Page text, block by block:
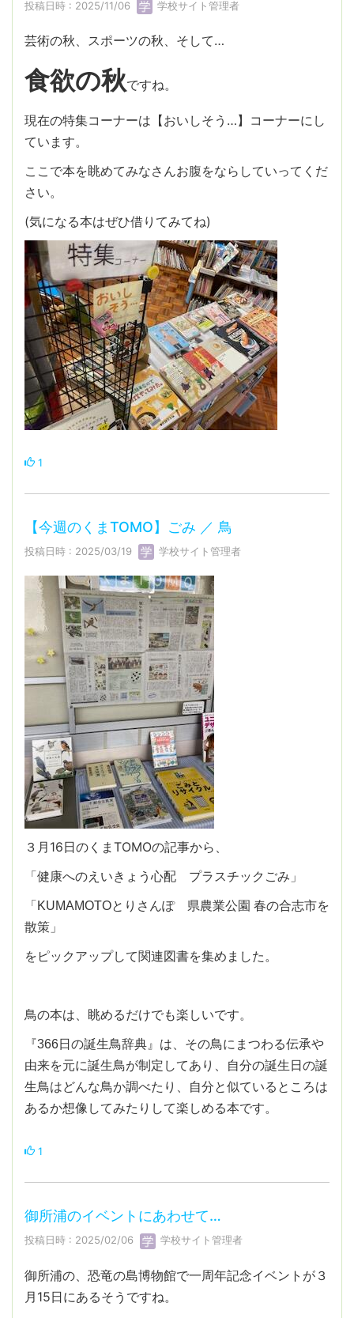
投稿日時 : 2025/11/06 学校サイト管理者
芸術の秋、スポーツの秋、そして…
食欲の秋ですね。
現在の特集コーナーは【おいしそう…】コーナーにし
ています。
ここで本を眺めてみなさんお腹をならしていってくだ
さい。
(気になる本はぜひ借りてみてね)
1
【今週のくまTOMO】ごみ ／ 鳥
投稿日時 : 2025/03/19 学校サイト管理者
３月16日のくまTOMOの記事から、
「健康へのえいきょう心配 プラスチックごみ」
「KUMAMOTOとりさんぽ 県農業公園 春の合志市を
散策」
をピックアップして関連図書を集めました。
鳥の本は、眺めるだけでも楽しいです。
『366日の誕生鳥辞典』は、その鳥にまつわる伝承や
由来を元に誕生鳥が制定してあり、自分の誕生日の誕
生鳥はどんな鳥か調べたり、自分と似ているところは
あるか想像してみたりして楽しめる本です。
1
御所浦のイベントにあわせて…
投稿日時 : 2025/02/06 学校サイト管理者
御所浦の、恐竜の島博物館で一周年記念イベントが３
月15日にあるそうですね。